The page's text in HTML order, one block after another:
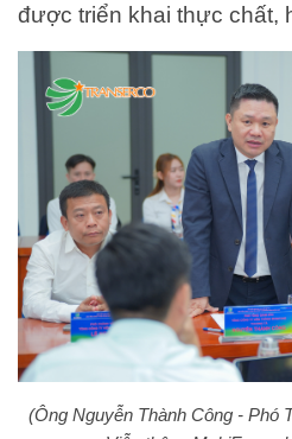
được triển khai thực chất,
(Ông Nguyễn Thành Công - Phó